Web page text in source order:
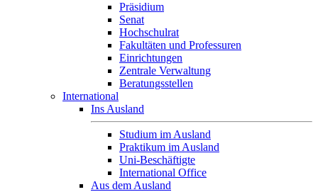
Präsidium
Senat
Hochschulrat
Fakultäten und Professuren
Einrichtungen
Zentrale Verwaltung
Beratungsstellen
International
Ins Ausland
Studium im Ausland
Praktikum im Ausland
Uni-Beschäftigte
International Office
Aus dem Ausland